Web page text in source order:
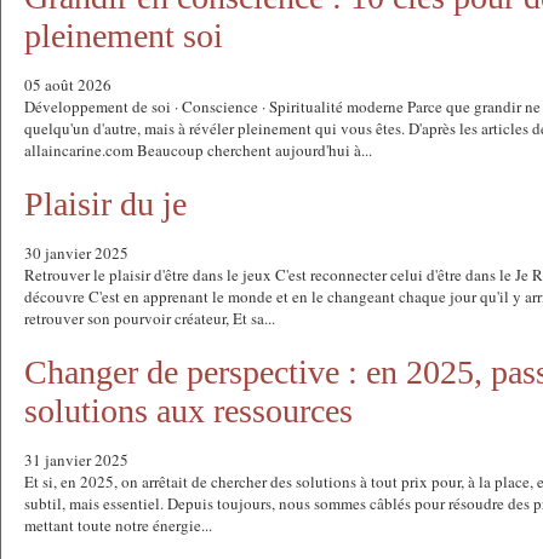
pleinement soi
05 août 2026
Développement de soi · Conscience · Spiritualité moderne Parce que grandir
quelqu'un d'autre, mais à révéler pleinement qui vous êtes. D'après les
allaincarine.com Beaucoup cherchent aujourd'hui à...
Plaisir du je
30 janvier 2025
Retrouver le plaisir d'être dans le jeux C'est reconnecter celui d'être dans le Je
découvre C'est en apprenant le monde et en le changeant chaque jour qu'il y
retrouver son pourvoir créateur, Et sa...
Changer de perspective : en 2025,
solutions aux ressources
31 janvier 2025
Et si, en 2025, on arrêtait de chercher des solutions à tout prix pour, à la place,
subtil, mais essentiel. Depuis toujours, nous sommes câblés pour résoudre
mettant toute notre énergie...